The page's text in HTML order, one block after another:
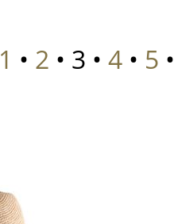
1 • 2 • 3 • 4• 5